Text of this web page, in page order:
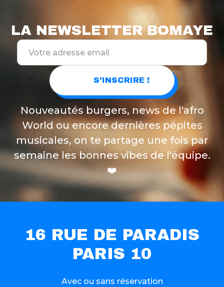
LA NEWSLETTER BOMAYE
Nouveautés burgers, news de l'afro
World ou encore dernières pépites
musicales, on te partage une fois par
semaine les bonnes vibes de l'équipe.
❤️
16 RUE DE PARADIS
PARIS 10
Avec ou sans réservation